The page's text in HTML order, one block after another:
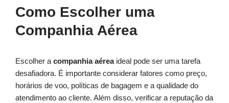
Como Escolher uma
Companhia Aérea
Escolher a companhia aéreaideal pode ser uma tarefa
desafiadora. É importante considerar fatores como preço,
horários de voo, políticas de bagagem e a qualidade do
atendimento ao cliente. Além disso, verificar a reputação da